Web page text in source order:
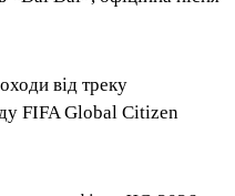
від треку
FIFA Global Citizen